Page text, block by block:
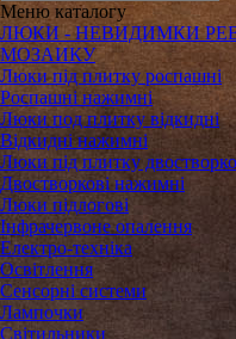
Меню каталогу
ЛЮКИ - НЕВИДИМКИ
МОЗАИКУ
Люки під плитку роспашні
Роспашні нажимні
Люки под плитку відкидні
Відкидні нажимні
Люки під плитку
Двостворкові нажимні
Люки підлогові
Інфрачервоне опалення
Електро-техніка
Освітлення
Сенсорні системи
Лампочки
Світильники